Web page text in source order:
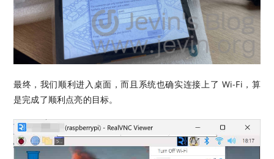
最终，我们顺利进入桌面，而且系统也确实连接上了 Wi-Fi，算
是完成了顺利点亮的目标。